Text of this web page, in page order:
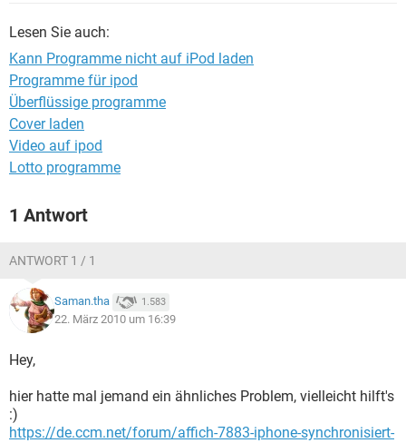
Gravis? Lol!
Danke Nikalett
Lesen Sie auch:
Kann Programme nicht auf iPod laden
Programme für ipod
Überflüssige programme
Cover laden
Video auf ipod
Lotto programme
1 Antwort
ANTWORT 1 / 1
Saman.tha 1.583
22. März 2010 um 16:39
Hey,
hier hatte mal jemand ein ähnliches Problem, vielleicht hilft's
:)
https://de.ccm.net/forum/affich-7883-iphone-synchronisiert-